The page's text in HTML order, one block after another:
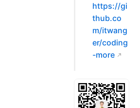
https://gi
thub.co
m/itwang
er/coding
-more